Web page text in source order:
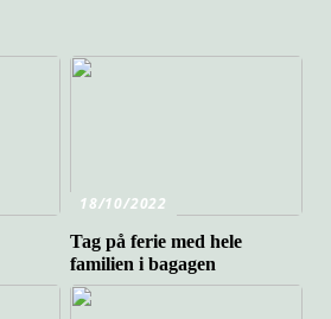
18/10/2022
Tag på ferie med hele
familien i bagagen